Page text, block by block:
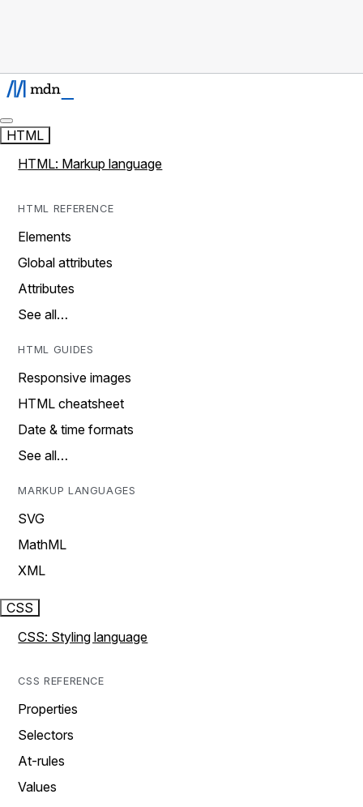
HTML
HTML: Markup language
HTML REFERENCE
Elements
Global attributes
Attributes
See all…
HTML GUIDES
Responsive images
HTML cheatsheet
Date & time formats
See all…
MARKUP LANGUAGES
SVG
MathML
XML
CSS
CSS: Styling language
CSS REFERENCE
Properties
Selectors
At-rules
Values